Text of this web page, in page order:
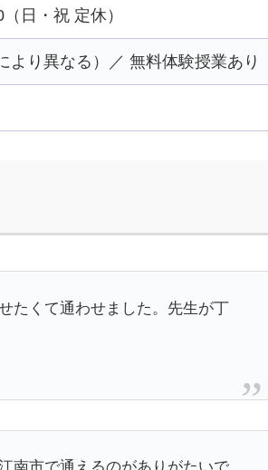
日・祝 定休）
より異なる）／ 無料体験授業あり
たくて通わせました。先生が丁